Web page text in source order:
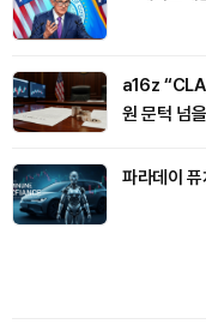
a16z
원 문턱 넘
파라데이